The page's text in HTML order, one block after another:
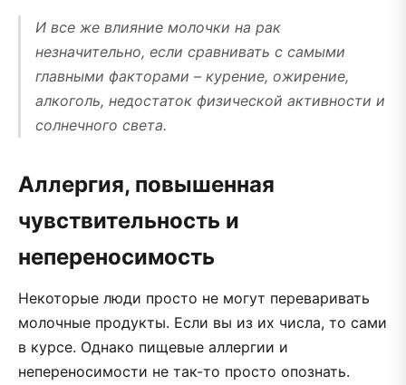
И все же влияние молочки на рак
незначительно, если сравнивать с самыми
главными факторами – курение, ожирение,
алкоголь, недостаток физической активности и
солнечного света.
Аллергия, повышенная
чувствительность и
непереносимость
Некоторые люди просто не могут переваривать
молочные продукты. Если вы из их числа, то сами
в курсе. Однако пищевые аллергии и
непереносимости не так-то просто опознать.